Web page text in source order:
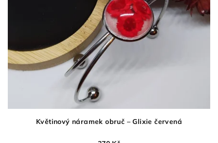
Květinový náramek obruč – Glixie červená